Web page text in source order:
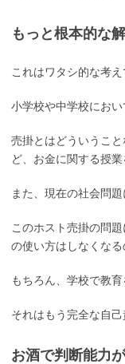
もっと根本的な
これはワタシ的な考
小学校や中学校にお
売掛とはどういうこ
ど、お金に関する授
また、現在の社会問
このホスト売掛の問
の使い方はしなくなる
もちろん、学校で教
それはもう完全な自己
お酒で判断能力